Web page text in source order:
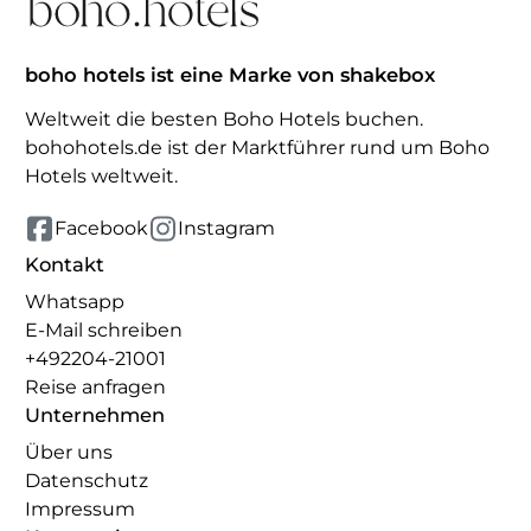
boho hotels ist eine Marke von shakebox
Weltweit die besten Boho Hotels buchen.
bohohotels.de ist der Marktführer rund um Boho
Hotels weltweit.
Facebook Instagram
Kontakt
Whatsapp
E-Mail schreiben
+492204-21001
Reise anfragen
Unternehmen
Über uns
Datenschutz
Impressum